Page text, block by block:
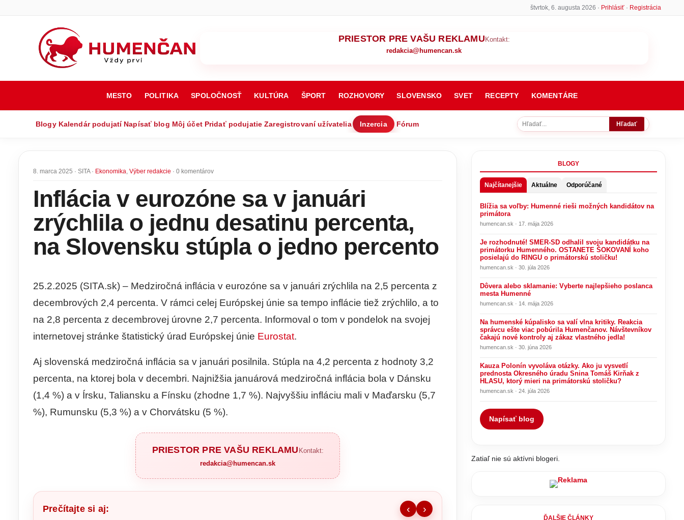
štvrtok, 6. augusta 2026 · Prihlásiť · Registrácia
PRIESTOR PRE VAŠU REKLAMU Kontakt:
redakcia@humencan.sk
MESTO POLITIKA SPOLOČNOSŤ KULTÚRA ŠPORT ROZHOVORY SLOVENSKO SVET RECEPTY KOMENTÁRE
Blogy Kalendár podujatí Napísať blog Môj účet Pridať podujatie Zaregistrovaní užívatelia Inzercia Fórum Hľadať
8. marca 2025 · SITA · Ekonomika, Výber redakcie · 0 komentárov
Inflácia v eurozóne sa v januári
zrýchlila o jednu desatinu percenta,
na Slovensku stúpla o jedno percento
25.2.2025 (SITA.sk) – Medziročná inflácia v eurozóne sa v januári zrýchlila na 2,5 percenta z
decembrových 2,4 percenta. V rámci celej Európskej únie sa tempo inflácie tiež zrýchlilo, a to
na 2,8 percenta z decembrovej úrovne 2,7 percenta. Informoval o tom v pondelok na svojej
internetovej stránke štatistický úrad Európskej únie Eurostat.
Aj slovenská medziročná inflácia sa v januári posilnila. Stúpla na 4,2 percenta z hodnoty 3,2
percenta, na ktorej bola v decembri. Najnižšia januárová medziročná inflácia bola v Dánsku
(1,4 %) a v Írsku, Taliansku a Fínsku (zhodne 1,7 %). Najvyššiu infláciu mali v Maďarsku (5,7
%), Rumunsku (5,3 %) a v Chorvátsku (5 %).
PRIESTOR PRE VAŠU REKLAMU Kontakt:
redakcia@humencan.sk
Prečítajte si aj: ‹ ›
BLOGY
Najčítanejšie Aktuálne Odporúčané
Blížia sa voľby: Humenné rieši možných kandidátov na
primátora
humencan.sk · 17. mája 2026
Je rozhodnuté! SMER-SD odhalil svoju kandidátku na
primátorku Humenného. OSTANETE ŠOKOVANÍ koho
posielajú do RINGU o primátorskú stoličku!
humencan.sk · 30. júla 2026
Dôvera alebo sklamanie: Vyberte najlepšieho poslanca
mesta Humenné
humencan.sk · 14. mája 2026
Na humenské kúpalisko sa valí vlna kritiky. Reakcia
správcu ešte viac pobúrila Humenčanov. Návštevníkov
čakajú nové kontroly aj zákaz vlastného jedla!
humencan.sk · 30. júna 2026
Kauza Polonín vyvoláva otázky. Ako ju vysvetlí
prednosta Okresného úradu Snina Tomáš Kirňak z
HLASU, ktorý mieri na primátorskú stoličku?
humencan.sk · 24. júla 2026
Napísať blog
Zatiaľ nie sú aktívni blogeri.
ĎALŠIE ČLÁNKY